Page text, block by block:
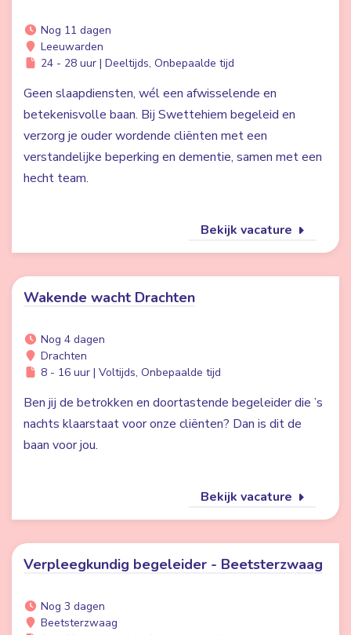
Nog 11 dagen
Leeuwarden
24 - 28 uur | Deeltijds, Onbepaalde tijd
Geen slaapdiensten, wél een afwisselende en
betekenisvolle baan. Bij Swettehiem begeleid en
verzorg je ouder wordende cliënten met een
verstandelijke beperking en dementie, samen met een
hecht team.
Bekijk vacature
Wakende wacht Drachten
Nog 4 dagen
Drachten
8 - 16 uur | Voltijds, Onbepaalde tijd
Ben jij de betrokken en doortastende begeleider die ’s
nachts klaarstaat voor onze cliënten? Dan is dit de
baan voor jou.
Bekijk vacature
Verpleegkundig begeleider - Beetsterzwaag
Nog 3 dagen
Beetsterzwaag